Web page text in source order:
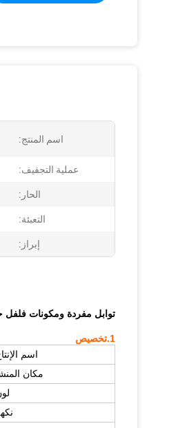
اسم المنتج:
عملية التجفيف:
الحار:
التعبئة:
إبراز:
توابل مفردة ومكونات
1. تخصيص
اسم
مكان